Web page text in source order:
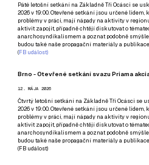
Páté letošní setkání na Základně Tři Ocásci se
2026 v 19:00. Otevřené setkání jsou určené
problémy v práci, mají nápady na aktivity v
aktivit zapojit, případně chtějí diskutovat o
anarchosyndikalismem a poznat podobně
budou také naše propagační materiály a
(FB událost)
Brno - Otevřené setkání svazu Priama
12. MÁJA 2026
Čtvrtý letošní setkání na Základně Tři Ocásci se
2026 v 19:00. Otevřené setkání jsou určené
problémy v práci, mají nápady na aktivity v
aktivit zapojit, případně chtějí diskutovat o
anarchosyndikalismem a poznat podobně
budou také naše propagační materiály a
(FB událost)